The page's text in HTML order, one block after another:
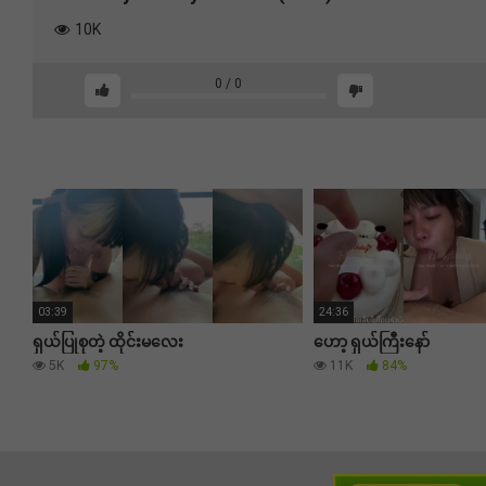
10K
0 / 0
03:39
ရှယ်ပြုစုတဲ့ ထိုင်းမလေး
5K 97%
24:36
ဟော့ ရှယ်ကြီးနော်
11K 84%